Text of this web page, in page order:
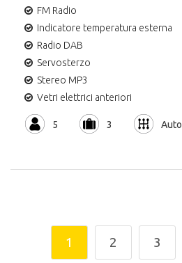
FM Radio
Indicatore temperatura esterna
Radio DAB
Servosterzo
Stereo MP3
Vetri elettrici anteriori
5 3 Auto
1 2 3